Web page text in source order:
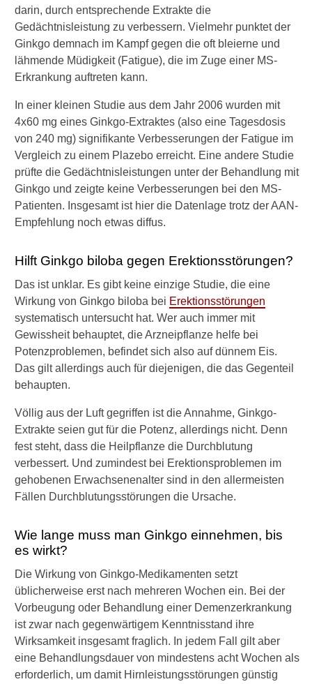
darin, durch entsprechende Extrakte die
Gedächtnisleistung zu verbessern. Vielmehr punktet der
Ginkgo demnach im Kampf gegen die oft bleierne und
lähmende Müdigkeit (Fatigue), die im Zuge einer MS-
Erkrankung auftreten kann.
In einer kleinen Studie aus dem Jahr 2006 wurden mit
4x60 mg eines Ginkgo-Extraktes (also eine Tagesdosis
von 240 mg) signifikante Verbesserungen der Fatigue im
Vergleich zu einem Plazebo erreicht. Eine andere Studie
prüfte die Gedächtnisleistungen unter der Behandlung mit
Ginkgo und zeigte keine Verbesserungen bei den MS-
Patienten. Insgesamt ist hier die Datenlage trotz der AAN-
Empfehlung noch etwas diffus.
Hilft Ginkgo biloba gegen Erektionsstörungen?
Das ist unklar. Es gibt keine einzige Studie, die eine
Wirkung von Ginkgo biloba bei Erektionsstörungen
systematisch untersucht hat. Wer auch immer mit
Gewissheit behauptet, die Arzneipflanze helfe bei
Potenzproblemen, befindet sich also auf dünnem Eis.
Das gilt allerdings auch für diejenigen, die das Gegenteil
behaupten.
Völlig aus der Luft gegriffen ist die Annahme, Ginkgo-
Extrakte seien gut für die Potenz, allerdings nicht. Denn
fest steht, dass die Heilpflanze die Durchblutung
verbessert. Und zumindest bei Erektionsproblemen im
gehobenen Erwachsenenalter sind in den allermeisten
Fällen Durchblutungsstörungen die Ursache.
Wie lange muss man Ginkgo einnehmen, bis
es wirkt?
Die Wirkung von Ginkgo-Medikamenten setzt
üblicherweise erst nach mehreren Wochen ein. Bei der
Vorbeugung oder Behandlung einer Demenzerkrankung
ist zwar nach gegenwärtigem Kenntnisstand ihre
Wirksamkeit insgesamt fraglich. In jedem Fall gilt aber
eine Behandlungsdauer von mindestens acht Wochen als
erforderlich, um damit Hirnleistungsstörungen günstig
►
Symptome
►
Diagnostik
&
Laborwerte
►
Therapieverfahren
►
Gesundheitsthemen